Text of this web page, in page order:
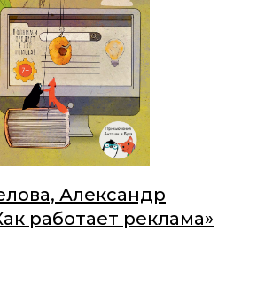
Александр
работает реклама»